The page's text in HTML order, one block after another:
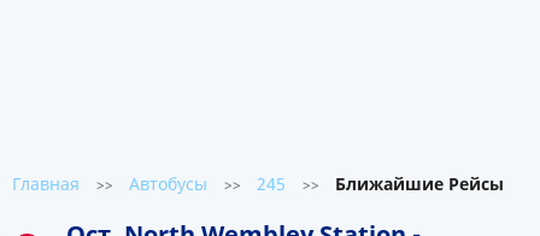
Главная >> Автобусы >> 245 >> Ближайшие Рейсы